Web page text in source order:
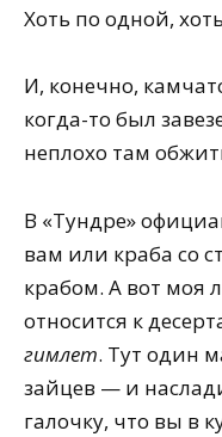
Хоть по одной,
И, конечно,
когда-то был
неплохо там
В «Тундре»
вам или краба со
крабом. А вот моя
относится к
гимлет. Тут один
зайцев — и
галочку, что вы в